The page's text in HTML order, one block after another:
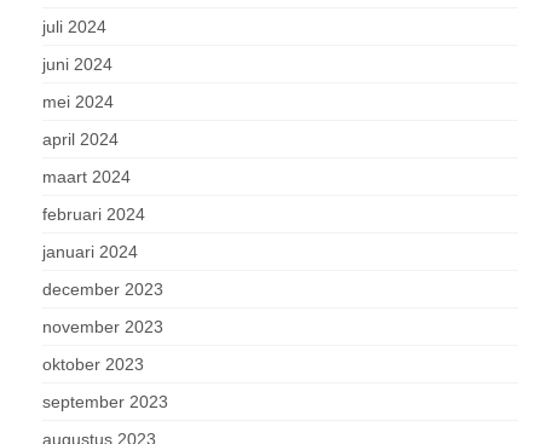
juli 2024
juni 2024
mei 2024
april 2024
maart 2024
februari 2024
januari 2024
december 2023
november 2023
oktober 2023
september 2023
augustus 2023